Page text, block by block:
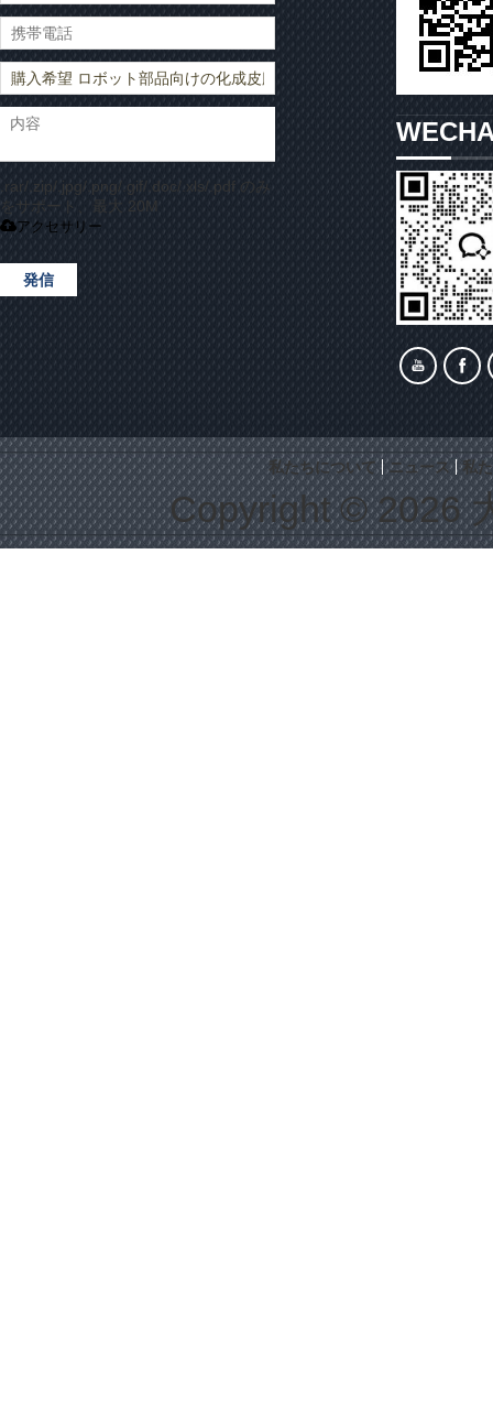
.rar/.zip/.jpg/.png/.gif/.doc/.xls/.pdf のみ
をサポート、最大 20M
アクセサリー
発信
私たちについて ニュース 私
Copyright © 2026